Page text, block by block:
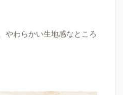
やわらかい生地感なところ